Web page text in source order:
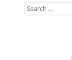
Search
for: